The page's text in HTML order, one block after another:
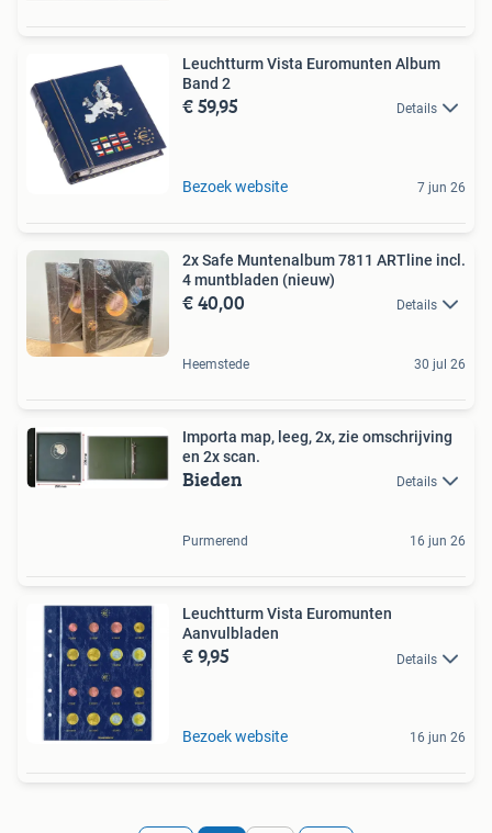
Leuchtturm Vista Euromunten Album
Band 2
€ 59,95 Details
Bezoek website 7 jun 26
2x Safe Muntenalbum 7811 ARTline incl.
4 muntbladen (nieuw)
€ 40,00 Details
Heemstede 30 jul 26
Importa map, leeg, 2x, zie omschrijving
en 2x scan.
Bieden Details
Purmerend 16 jun 26
Leuchtturm Vista Euromunten
Aanvulbladen
€ 9,95 Details
Bezoek website 16 jun 26